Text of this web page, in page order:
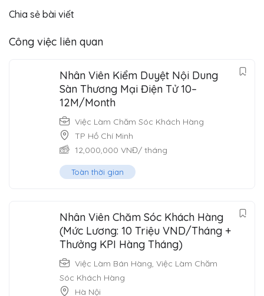
Chia sẻ bài viết
Công việc liên quan
Nhân Viên Kiểm Duyệt Nội Dung
Sàn Thương Mại Điện Tử 10–
12M/Month
Việc Làm Chăm Sóc Khách Hàng
TP Hồ Chí Minh
12,000,000 VNĐ/ tháng
Toàn thời gian
Nhân Viên Chăm Sóc Khách Hàng
(Mức Lương: 10 Triệu VND/Tháng +
Thưởng KPI Hàng Tháng)
Việc Làm Bán Hàng, Việc Làm Chăm
Sóc Khách Hàng
Hà Nội